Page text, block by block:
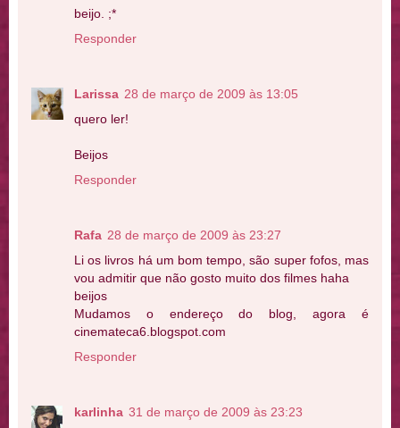
beijo. ;*
Responder
Larissa 28 de março de 2009 às 13:05
quero ler!
Beijos
Responder
Rafa 28 de março de 2009 às 23:27
Li os livros há um bom tempo, são super fofos, mas
vou admitir que não gosto muito dos filmes haha
beijos
Mudamos o endereço do blog, agora é
cinemateca6.blogspot.com
Responder
karlinha 31 de março de 2009 às 23:23